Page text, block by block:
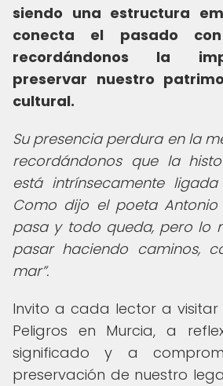
siendo una estructura
conecta el pasado
recordándonos la
preservar nuestro
cultural.
Su presencia perdura en la
recordándonos que la
está intrínsecamente
Como dijo el poeta Antonio
pasa y todo queda, pero lo
pasar haciendo caminos,
mar .
Invito a cada lector a visitar
Peligros en Murcia, a
significado y a
preservación de nuestro